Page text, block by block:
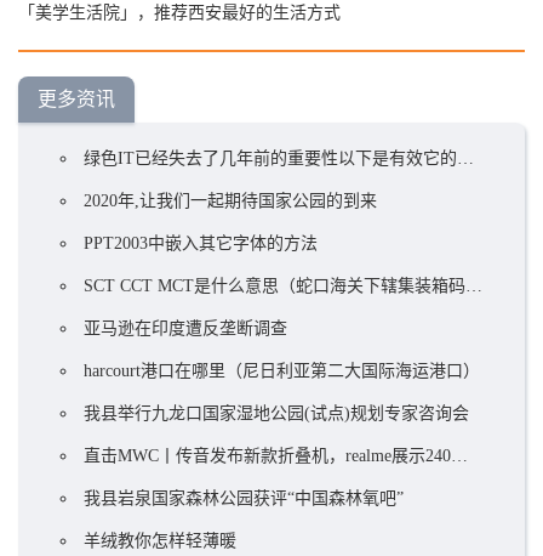
「美学生活院」，推荐西安最好的生活方式
更多资讯
绿色IT已经失去了几年前的重要性以下是有效它的策略
2020年,让我们一起期待国家公园的到来
PPT2003中嵌入其它字体的方法
SCT CCT MCT是什么意思（蛇口海关下辖集装箱码头）
亚马逊在印度遭反垄断调查
harcourt港口在哪里（尼日利亚第二大国际海运港口）
我县举行九龙口国家湿地公园(试点)规划专家咨询会
直击MWC丨传音发布新款折叠机，realme展示240W快速充电技术
我县岩泉国家森林公园获评“中国森林氧吧”
羊绒教你怎样轻薄暖